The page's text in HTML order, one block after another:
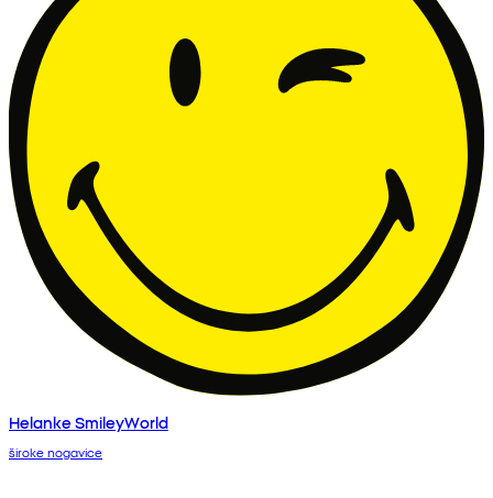
Helanke SmileyWorld
široke nogavice